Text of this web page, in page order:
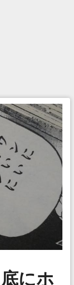
にホ